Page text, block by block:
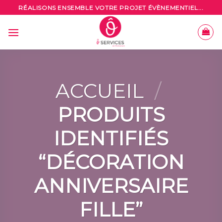
to
content
RÉALISONS ENSEMBLE VOTRE PROJET ÉVÈNEMENTIEL...
ACCUEIL /
PRODUITS
IDENTIFIÉS
“DÉCORATION
ANNIVERSAIRE
FILLE”